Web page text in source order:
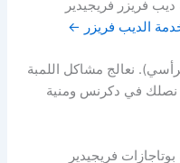
ديب فريزر فريجيدير
الديب فريزر ←
نعالج مشاكل اللمبة
نصلك في دكرنس ومنية
فريجيدير